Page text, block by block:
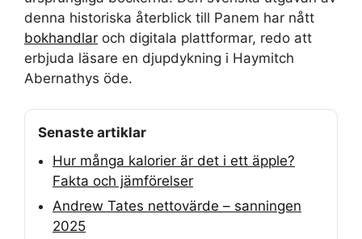
denna historiska återblick till Panem har nått
bokhandlar och digitala plattformar, redo att
erbjuda läsare en djupdykning i Haymitch
Abernathys öde.
Senaste artiklar
Hur många kalorier är det i ett äpple?
Fakta och jämförelser
Andrew Tates nettovärde – sanningen
2025